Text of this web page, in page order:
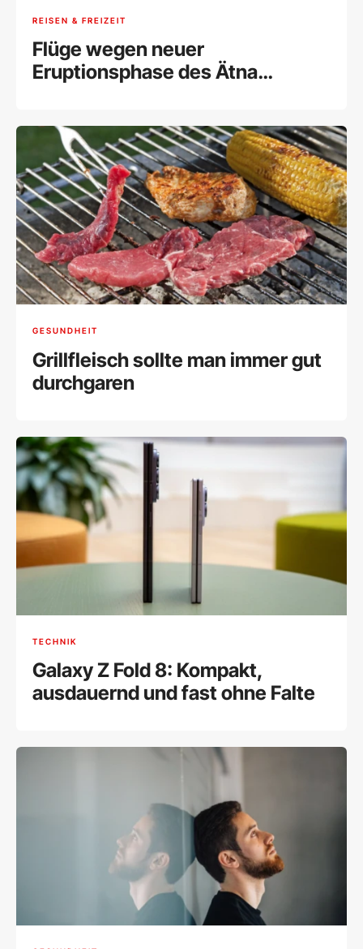
REISEN & FREIZEIT
Flüge wegen neuer
Eruptionsphase des Ätna
GESUNDHEIT
Grillfleisch sollte man immer gut
durchgaren
TECHNIK
Galaxy Z Fold 8: Kompakt,
ausdauernd und fast ohne Falte